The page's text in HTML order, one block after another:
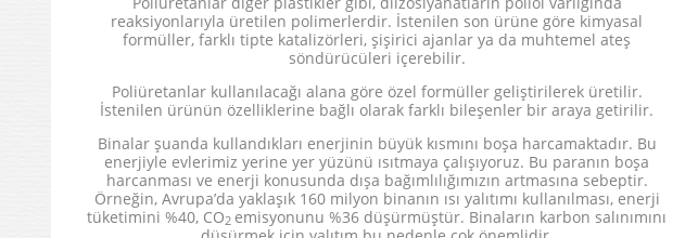
reaksiyonlarıyla üretilen polimerlerdir. İstenilen son ürüne göre kimyasal
formüller, farklı tipte katalizörleri, şişirici ajanlar ya da muhtemel ateş
söndürücüleri içerebilir.
Poliüretanlar kullanılacağı alana göre özel formüller geliştirilerek üretilir.
İstenilen ürünün özelliklerine bağlı olarak farklı bileşenler bir araya getirilir.
Binalar şuanda kullandıkları enerjinin büyük kısmını boşa harcamaktadır. Bu
enerjiyle evlerimiz yerine yer yüzünü ısıtmaya çalışıyoruz. Bu paranın boşa
harcanması ve enerji konusunda dışa bağımlılığımızın artmasına sebeptir.
Örneğin, Avrupa’da yaklaşık 160 milyon binanın ısı yalıtımı kullanılması, enerji
tüketimini %40, CO2 emisyonunu %36 düşürmüştür. Binaların karbon salınımını